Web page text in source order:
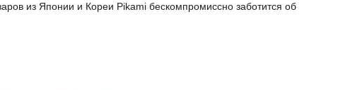
из Японии и Кореи Pikami бескомпромиссно заботится об